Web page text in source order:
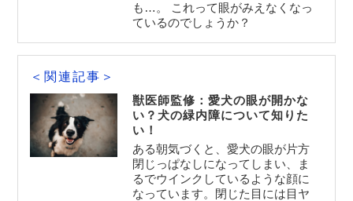
も…。 これって眼がみえなくなっ
ているのでしょうか？
＜関連記事＞
獣医師監修：愛犬の眼が開かな
い？犬の緑内障について知りた
い！
ある朝気づくと、愛犬の眼が片方
閉じっぱなしになってしまい、ま
るでウインクしているような顔に
なっています。閉じた目には目ヤ